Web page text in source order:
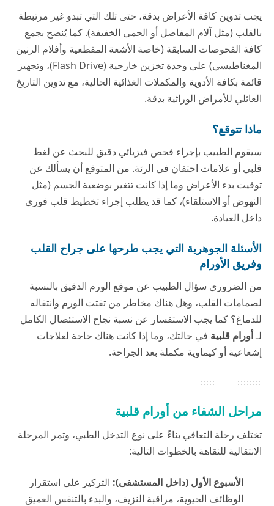
يجب تدوين كافة الأعراض بدقة، حتى تلك التي تبدو غير مرتبطة
بالقلب (مثل آلام المفاصل أو الحمى الخفيفة). كما يُنصح بجمع
كافة الفحوصات السابقة (خاصة الأشعة المقطعية وأفلام الرنين
المغناطيسي) على وحدة تخزين خارجية (Flash Drive)، وتجهيز
قائمة بكافة الأدوية والمكملات الغذائية الحالية، مع تدوين التاريخ
العائلي للأمراض الوراثية بدقة.
ماذا تتوقع؟
سيقوم الطبيب بإجراء فحص فيزيائي دقيق للبحث عن لغط
قلبي أو علامات احتقان في الرئة. من المتوقع أن يسألك عن
توقيت بدء الأعراض وما إذا كانت تتغير بوضعية الجسم (مثل
النهوض أو الاستلقاء)، كما قد يطلب إجراء تخطيط قلب فوري
داخل العيادة.
الأسئلة الجوهرية التي يجب طرحها على جراح القلب
وفريق الأورام
من الضروري سؤال الطبيب عن موقع الورم الدقيق بالنسبة
لصمامات القلب، وهل هناك مخاطر من تفتت الورم وانتقاله
للدماغ؟ كما يجب الاستفسار عن نسبة نجاح الاستئصال الكامل
لـأورام قلبية في حالتك، وما إذا كانت هناك حاجة لعلاجات
إشعاعية أو كيماوية مكملة بعد الجراحة.
مراحل الشفاء من أورام قلبية
تختلف رحلة التعافي بناءً على نوع التدخل الطبي، وتمر المرحلة
الانتقالية للنقاهة بالخطوات التالية:
الأسبوع الأول (داخل المستشفى): التركيز على استقرار
الوظائف الحيوية، مراقبة النزيف، والبدء بالتنفس العميق